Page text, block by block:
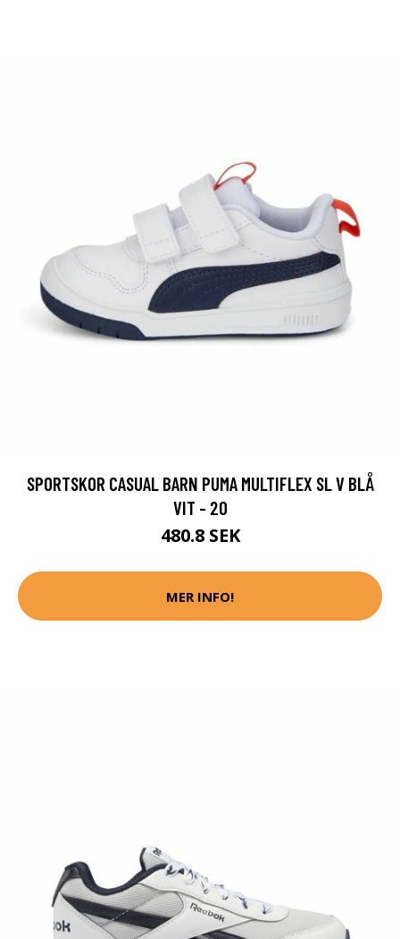
SPORTSKOR CASUAL BARN PUMA MULTIFLEX SL V BLÅ
VIT - 20
480.8 SEK
MER INFO!